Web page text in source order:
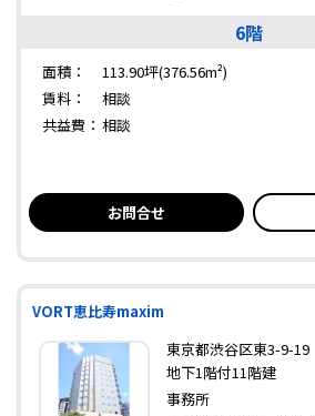
6階
面積：
113.90坪(376.56m²)
賃料：
相談
共益費： 相談
お問合せ
VORT恵比寿maxim
東京都渋谷区東3-9-19
地下1階付11階建
事務所